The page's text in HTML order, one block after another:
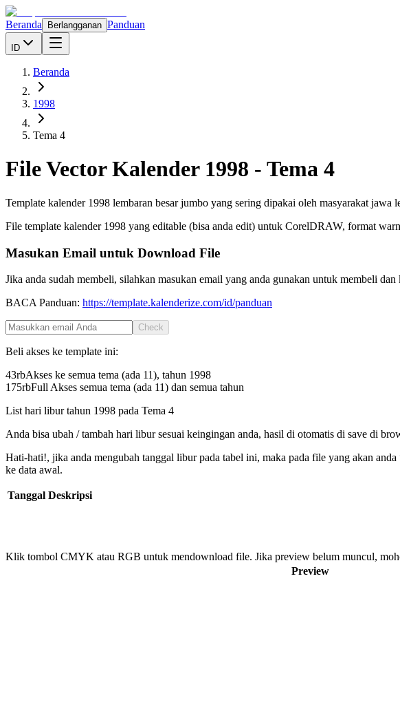
Beranda Berlangganan Panduan
ID
Beranda
1998
Tema 4
File Vector Kalender 1998 - Tema 4
Template kalender 1998 lembaran besar jumbo yang sering dipakai oleh masyarakat
File template kalender 1998 yang editable (bisa anda edit) untuk CorelDRAW, format
Masukan Email untuk Download File
Jika anda sudah membeli, silahkan masukan email yang anda gunakan untuk membeli
BACA Panduan: https://template.kalenderize.com/id/panduan
Check
Beli akses ke template ini:
43rbAkses ke semua tema (ada 11), tahun 1998
175rbFull Akses semua tema (ada 11) dan semua tahun
List hari libur tahun 1998 pada Tema 4
Anda bisa ubah / tambah hari libur sesuai keingingan anda, hasil di otomatis di save di
Hati-hati!, jika anda mengubah tanggal libur pada tabel ini, maka pada file yang akan
ke data awal.
Tanggal Deskripsi
Klik tombol CMYK atau RGB untuk mendownload file. Jika preview belum muncul,
Preview